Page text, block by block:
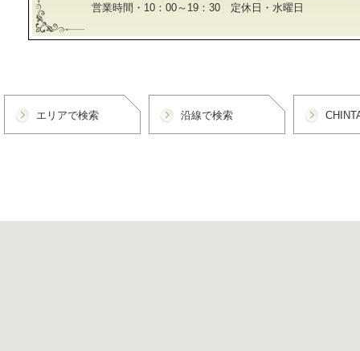
営業時間・10：00～19：30 定休日・水曜日
エリアで検索 沿線で検索